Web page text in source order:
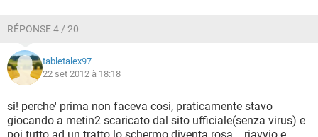
RÉPONSE 4 / 20
tabletalex97
22 set 2012 à 18:18
si! perche' prima non faceva cosi, praticamente stavo
giocando a metin2 scaricato dal sito ufficiale(senza virus) e